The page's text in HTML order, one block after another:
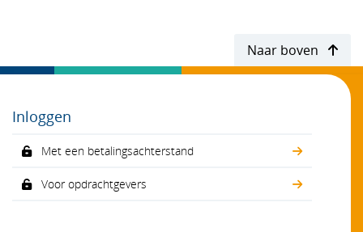
Naar boven
Inloggen
Met een betalingsachterstand
Voor opdrachtgevers